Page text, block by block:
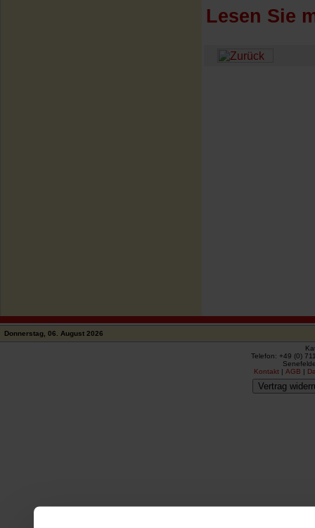
Lesen Sie
Donnerstag, 06. August 2026
Telefon: +49 (0)
Kontakt |AGB |
Vertrag